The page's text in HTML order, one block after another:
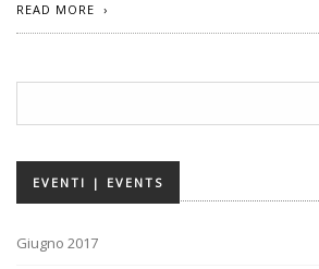
READ MORE
EVENTI | EVENTS
Giugno 2017